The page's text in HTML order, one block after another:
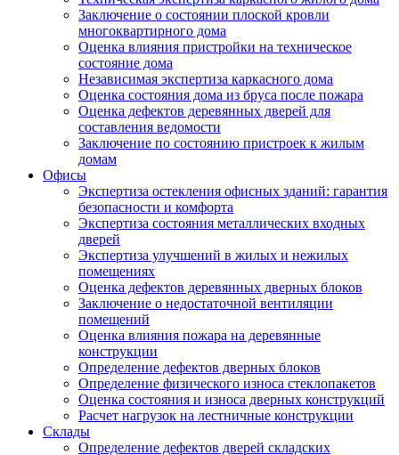
Заключение о состоянии плоской кровли
многоквартирного дома
Оценка влияния пристройки на техническое
состояние дома
Независимая экспертиза каркасного дома
Оценка состояния дома из бруса после пожара
Оценка дефектов деревянных дверей для
составления ведомости
Заключение по состоянию пристроек к жилым
домам
Офисы
Экспертиза остекления офисных зданий: гарантия
безопасности и комфорта
Экспертиза состояния металлических входных
дверей
Экспертиза улучшений в жилых и нежилых
помещениях
Оценка дефектов деревянных дверных блоков
Заключение о недостаточной вентиляции
помещений
Оценка влияния пожара на деревянные
конструкции
Определение дефектов дверных блоков
Определение физического износа стеклопакетов
Оценка состояния и износа дверных конструкций
Расчет нагрузок на лестничные конструкции
Склады
Определение дефектов дверей складских